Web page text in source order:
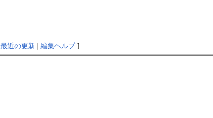
最近の更新 | 編集ヘルプ ]